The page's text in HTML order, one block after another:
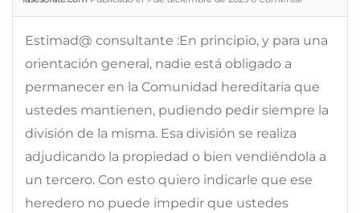
Estimad@ consultante :En principio, y para una
orientación general, nadie está obligado a
permanecer en la Comunidad hereditaria que
ustedes mantienen, pudiendo pedir siempre la
división de la misma. Esa división se realiza
adjudicando la propiedad o bien vendiéndola a
un tercero. Con esto quiero indicarle que ese
heredero no puede impedir que ustedes